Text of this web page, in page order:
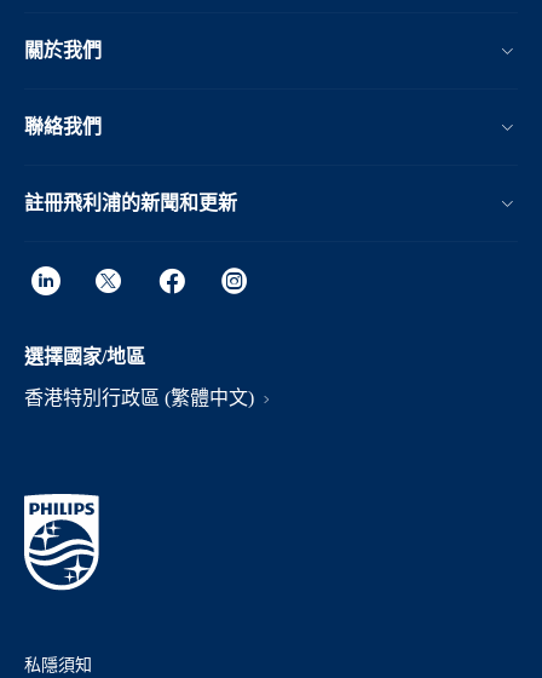
關於我們
聯絡我們
註冊飛利浦的新聞和更新
選擇國家/地區
香港特別行政區 (繁體中文)
私隱須知